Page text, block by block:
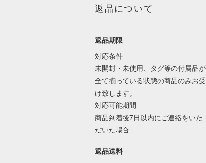
返品について
返品期限
対応条件
未開封・未使用、タグ等の付属品が
全て揃っている状態の商品のみお受
け致します。
対応可能期間
商品到着後7日以内にご連絡をいた
だいた場合
返品送料